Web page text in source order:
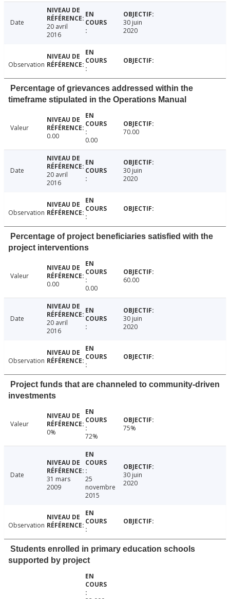
Date
20 avril
2016
30 juin
2020
Observation
Percentage of grievances addressed within the
timeframe stipulated in the Operations Manual
Valeur
0.00
0.00
70.00
Date
20 avril
2016
30 juin
2020
Observation
Percentage of project beneficiaries satisfied with the
project interventions
Valeur
0.00
0.00
60.00
Date
20 avril
2016
30 juin
2020
Observation
Project funds that are channeled to community-driven
investments
Valeur
0%
72%
75%
Date
31 mars
2009
25
novembre
2015
30 juin
2020
Observation
Students enrolled in primary education schools
supported by project